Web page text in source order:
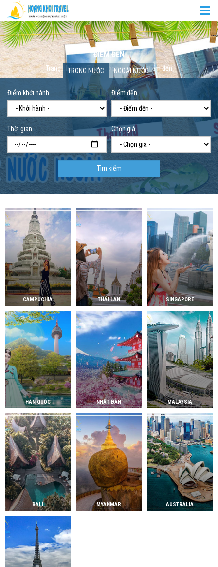
ĐIỂM ĐẾN
Trang chủ Tour nước ngoài Điểm đến
TRONG NƯỚC NGOÀI NƯỚC
Điểm khởi hành Điểm đến
Thời gian Chọn giá
Tìm kiếm
CAMPUCHIA THÁI LAN SINGAPORE
HÀN QUỐC NHẬT BẢN MALAYSIA
BALI MYANMAR AUSTRALIA